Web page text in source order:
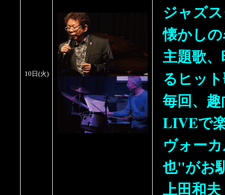
10日(火)
ジャズ
懐かし
主題歌
るヒッ
毎回、
LIVEで
ヴォー
也"がお
上田和